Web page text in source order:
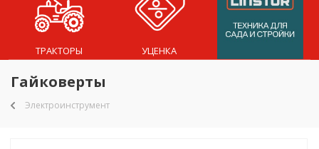
ТРАКТОРЫ УЦЕНКА
Гайковерты
Электроинструмент